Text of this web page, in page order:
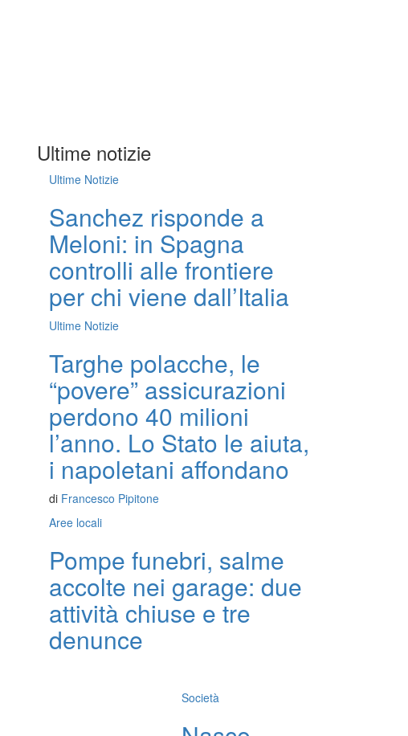
Ultime notizie
Ultime Notizie
Sanchez risponde a
Meloni: in Spagna
controlli alle frontiere
per chi viene dall’Italia
Ultime Notizie
Targhe polacche, le
“povere” assicurazioni
perdono 40 milioni
l’anno. Lo Stato le aiuta,
i napoletani affondano
di Francesco Pipitone
Aree locali
Pompe funebri, salme
accolte nei garage: due
attività chiuse e tre
denunce
Società